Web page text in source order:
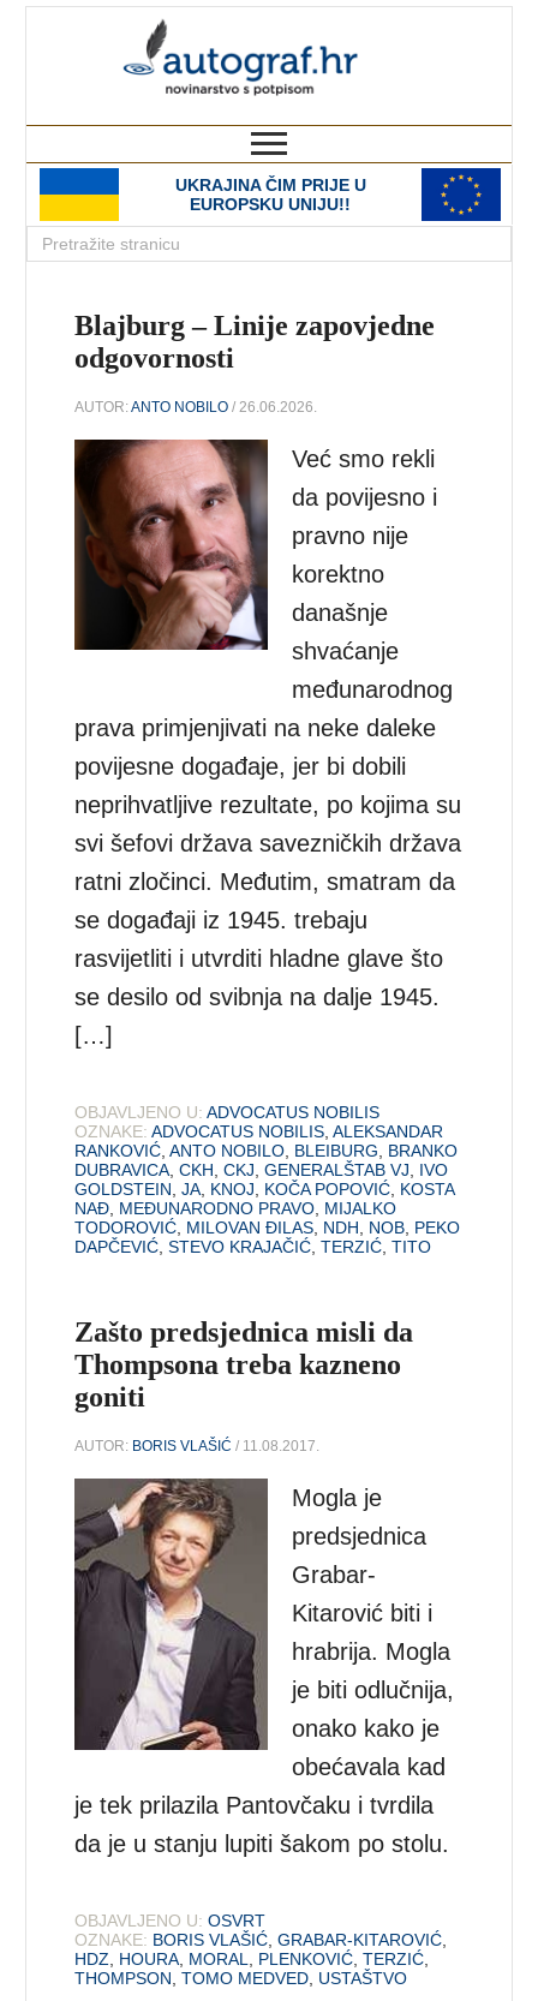
UKRAJINA ČIM PRIJE U
EUROPSKU UNIJU!!
Blajburg – Linije zapovjedne
odgovornosti
AUTOR:ANTO NOBILO / 26.06.2026.
Već smo rekli
da povijesno i
pravno nije
korektno
današnje
shvaćanje
međunarodnog
prava primjenjivati na neke daleke
povijesne događaje, jer bi dobili
neprihvatljive rezultate, po kojima su
svi šefovi država savezničkih država
ratni zločinci. Međutim, smatram da
se događaji iz 1945. trebaju
rasvijetliti i utvrditi hladne glave što
se desilo od svibnja na dalje 1945.
[…]
OBJAVLJENO U: ADVOCATUS NOBILIS
OZNAKE: ADVOCATUS NOBILIS ,ALEKSANDAR
RANKOVIĆ ,ANTO NOBILO BLEIBURG
BRANKO
DUBRAVICA ,CKH ,CKJ ,GENERALŠTAB VJ
IVO
GOLDSTEIN ,JA KNOJ KOČA POPOVIĆ KOSTA
NAĐ MEĐUNARODNO PRAVO MIJALKO
TODOROVIĆ MILOVAN ĐILAS NDH NOB PEKO
DAPČEVIĆ ,STEVO KRAJAČIĆ ,TERZIĆ ,TITO
Zašto predsjednica misli da
Thompsona treba kazneno
goniti
AUTOR: BORIS VLAŠIĆ / 11.08.2017.
Mogla je
predsjednica
Grabar-
Kitarović biti i
hrabrija. Mogla
je biti odlučnija,
onako kako je
obećavala kad
je tek prilazila Pantovčaku i tvrdila
da je u stanju lupiti šakom po stolu.
OBJAVLJENO U: OSVRT
OZNAKE: BORIS VLAŠIĆ ,GRABAR-KITAROVIĆ
HDZ
HOURA MORAL PLENKOVIĆ ,TERZIĆ
THOMPSON ,TOMO MEDVED USTAŠTVO